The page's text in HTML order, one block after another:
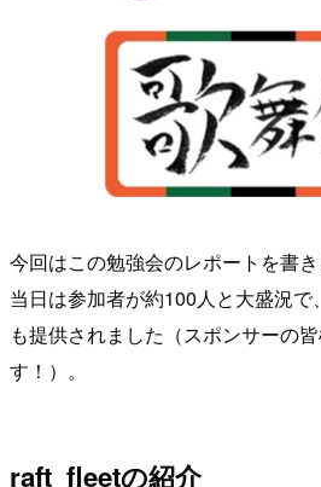
今回はこの勉強会のレポートを書き
当日は参加者が約100人と大盛況
も提供されました（スポンサーの
す！）。
raft_fleetの紹介